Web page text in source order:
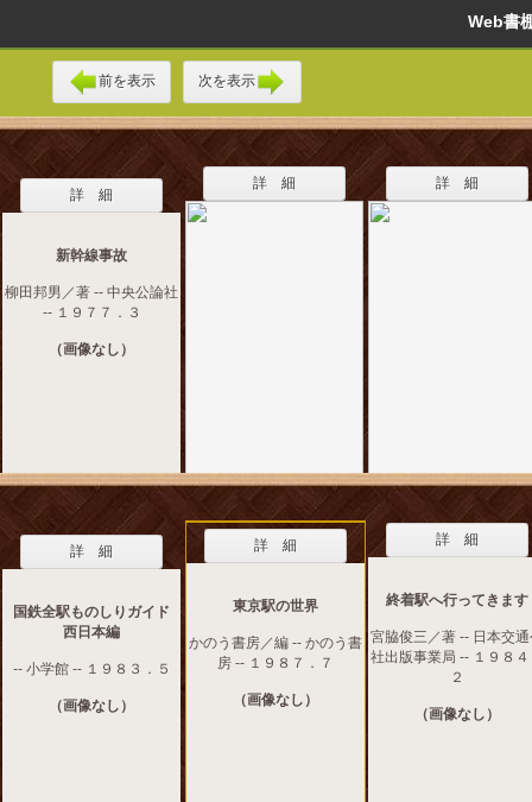
Web
前を表示 次を表示
詳 細
新幹線事故
柳田邦男／著 -- 中央公論社
-- １９７７．３
（画像なし）
詳 細 詳 細
詳 細
国鉄全駅ものしりガイド
西日本編
-- 小学館 -- １９８３．５
（画像なし）
詳 細
東京駅の世界
かのう書房／編 -- かのう書
房 -- １９８７．７
（画像なし）
詳 細
終着駅へ行ってきます
宮脇俊三／著 -- 日本交
社出版事業局 -- １９８
２
（画像なし）